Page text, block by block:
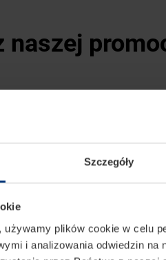
Szczegóły
, używamy plików cookie w celu
i analizowania odwiedzin na
naszej
2000 zł
przy
styl
na najatrakcyjniejszy